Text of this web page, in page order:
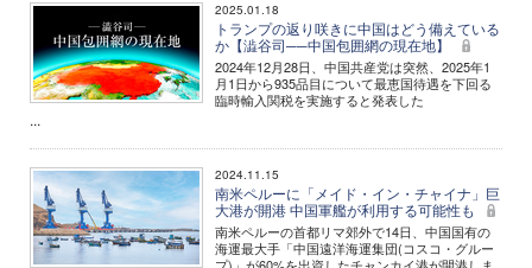
2025.01.18
トランプの返り咲きに中国はどう備えている
か【澁谷司──中国包囲網の現在地】
2024年12月28日、中国共産党は突然、2025年1
月1日から935品目について最恵国待遇を下回る
臨時輸入関税を実施すると発表した
...
2024.11.15
南米ペルーに「メイド・イン・チャイナ」巨
大港が開港 中国軍艦が利用する可能性も
南米ペルーの首都リマ郊外で14日、中国国有の
海運最大手「中国遠洋海運集団(コスコ・グルー